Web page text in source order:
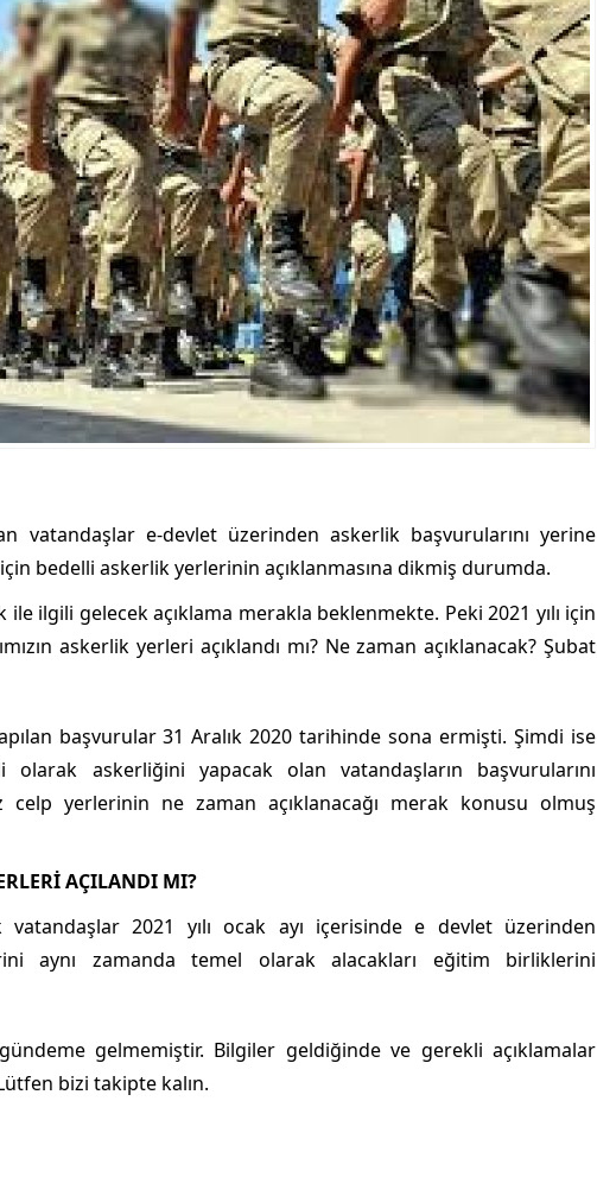
vatandaşlar e-devlet üzerinden askerlik başvurularını yerine
bedelli askerlik yerlerinin açıklanmasına dikmiş durumda.
ile ilgili gelecek açıklama merakla beklenmekte. Peki 2021 yılı için
askerlik yerleri açıklandı mı? Ne zaman açıklanacak? Şubat
başvurular 31 Aralık 2020 tarihinde sona ermişti. Şimdi ise
olarak askerliğini yapacak olan vatandaşların başvurularını
celp yerlerinin ne zaman açıklanacağı merak konusu olmuş
AÇILANDI MI?
vatandaşlar 2021 yılı ocak ayı içerisinde e devlet üzerinden
aynı zamanda temel olarak alacakları eğitim birliklerini
gelmemiştir. Bilgiler geldiğinde ve gerekli açıklamalar
bizi takipte kalın.